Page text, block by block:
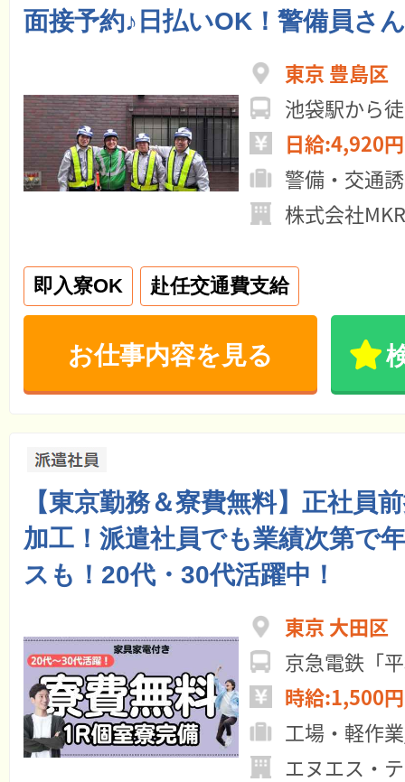
面接予約♪日払いOK！警備員さ
東京 豊島区
池袋駅から
日給:4,920
警備・交通
株式会社MKR
即入寮OK 赴任交通費支給
お仕事内容を見る
【東京勤務＆寮費無料】正社員
加工！派遣社員でも業績次第で
スも！20代・30代活躍中！
東京 大田区
京急電鉄「
時給:1,500
工場・軽作
エヌエス・